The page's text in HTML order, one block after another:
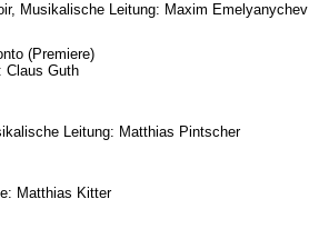
Musikalische Leitung: Maxim Emelyanychev
(Premiere)
Claus Guth
Leitung: Matthias Pintscher
Matthias Kitter